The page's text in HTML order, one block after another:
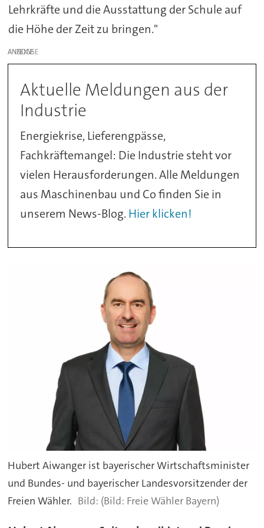
Lehrkräfte und die Ausstattung der Schule auf
die Höhe der Zeit zu bringen."
ANZEIGE
Aktuelle Meldungen aus der
Industrie
Energiekrise, Lieferengpässe,
Fachkräftemangel: Die Industrie steht vor
vielen Herausforderungen. Alle Meldungen
aus Maschinenbau und Co finden Sie in
unserem News-Blog. Hier klicken!
Hubert Aiwanger ist bayerischer Wirtschaftsminister
und Bundes- und bayerischer Landesvorsitzender der
Freien Wähler.
(Bild: Freie Wähler Bayern)